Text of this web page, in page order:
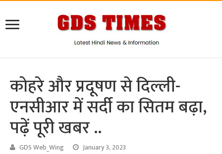
कोहरे और प्रदूषण से दिल्ली-
एनसीआर में सर्दी का सितम बढ़ा,
पढ़ें पूरी खबर ..
GDS Web_Wing January 3, 2023